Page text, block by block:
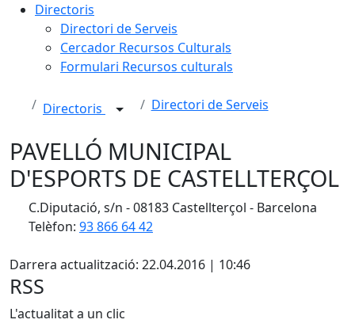
Directoris
Directori de Serveis
Cercador Recursos Culturals
Formulari Recursos culturals
Directoris Directori de Serveis
PAVELLÓ MUNICIPAL
D'ESPORTS DE CASTELLTERÇOL
C.Diputació, s/n - 08183 Castellterçol - Barcelona
Telèfon: 93 866 64 42
Darrera actualització: 22.04.2016 | 10:46
RSS
L'actualitat a un clic